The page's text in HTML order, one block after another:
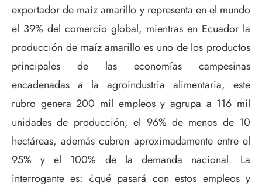
exportador de maíz amarillo y representa en el mundo
el 39% del comercio global, mientras en Ecuador la
producción de maíz amarillo es uno de los productos
principales de las economías campesinas
encadenadas a la agroindustria alimentaria, este
rubro genera 200 mil empleos y agrupa a 116 mil
unidades de producción, el 96% de menos de 10
hectáreas, además cubren aproximadamente entre el
95% y el 100% de la demanda nacional. La
interrogante es: ¿qué pasará con estos empleos y